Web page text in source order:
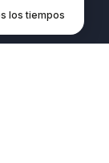
los tiempos